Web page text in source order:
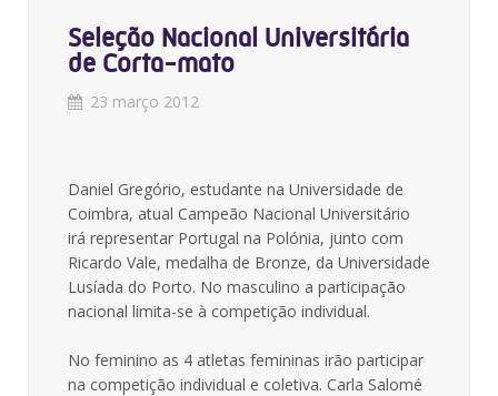
Seleção Nacional Universitária
de Corta-mato
23 março 2012
Daniel Gregório, estudante na Universidade de
Coimbra, atual Campeão Nacional Universitário
irá representar Portugal na Polónia, junto com
Ricardo Vale, medalha de Bronze, da Universidade
Lusíada do Porto. No masculino a participação
nacional limita-se à competição individual.
No feminino as 4 atletas femininas irão participar
na competição individual e coletiva. Carla Salomé